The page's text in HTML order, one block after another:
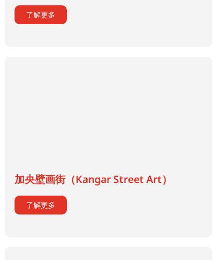
了解更多
加央壁画街（Kangar Street Art）
了解更多